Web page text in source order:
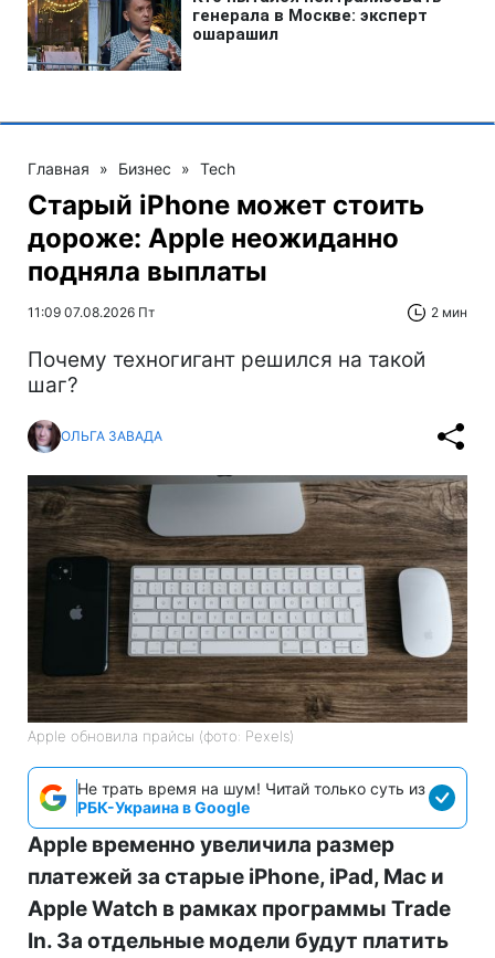
Главная » Бизнес » Tech
Старый iPhone может стоить
дороже: Apple неожиданно
подняла выплаты
11:09 07.08.2026 Пт 2 мин
Почему техногигант решился на такой
шаг?
ОЛЬГА ЗАВАДА
Apple обновила прайсы (фото: Pexels)
Не трать время на шум! Читай только суть из
РБК-Украина в Google
Apple временно увеличила размер
платежей за старые iPhone, iPad, Mac и
Apple Watch в рамках программы Trade
In. За отдельные модели будут платить